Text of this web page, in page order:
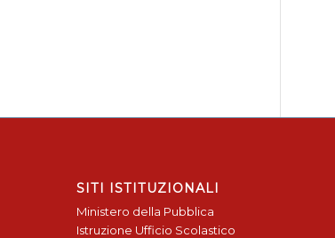
SITI ISTITUZIONALI
Ministero della Pubblica
Istruzione Ufficio Scolastico